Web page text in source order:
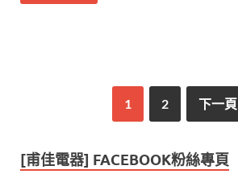
1 2 下一頁
[甫佳電器] FACEBOOK粉絲專頁